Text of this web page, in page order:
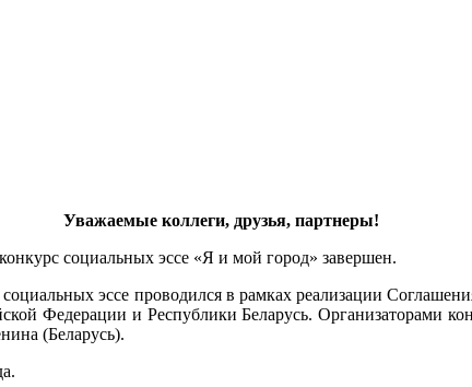
Уважаемые коллеги, друзья, партнеры!
социальных эссе «Я и мой город» завершен.
социальных эссе проводился в рамках реализации
Федерации и Республики Беларусь. Организаторами
(Беларусь).